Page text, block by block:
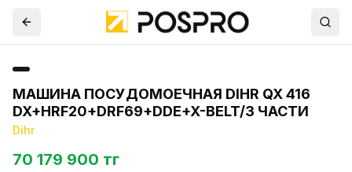
МАШИНА ПОСУДОМОЕЧНАЯ DIHR QX 416
DX+HRF20+DRF69+DDE+X-BELT/3 ЧАСТИ
Dihr
70 179 900 тг